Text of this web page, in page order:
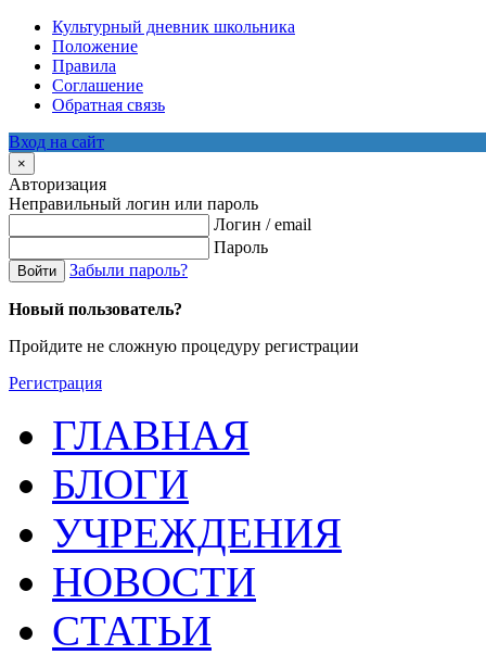
Культурный дневник школьника
Положение
Правила
Соглашение
Обратная связь
Вход на сайт
×
Авторизация
Неправильный логин или пароль
Логин / email
Пароль
Войти Забыли пароль?
Новый пользователь?
Пройдите не сложную процедуру регистрации
Регистрация
ГЛАВНАЯ
БЛОГИ
УЧРЕЖДЕНИЯ
НОВОСТИ
СТАТЬИ